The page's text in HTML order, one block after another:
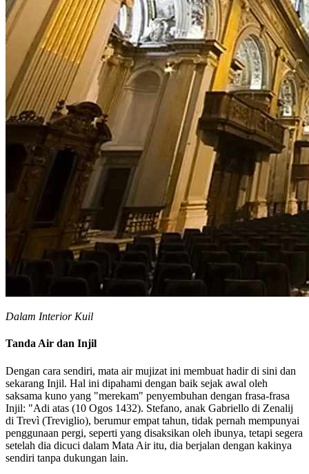
Dalam Interior Kuil
Tanda Air dan Injil
Dengan cara sendiri, mata air mujizat ini membuat hadir di sini dan
sekarang Injil. Hal ini dipahami dengan baik sejak awal oleh
saksama kuno yang "merekam" penyembuhan dengan frasa-frasa
Injil: "Adi atas (10 Ogos 1432). Stefano, anak Gabriello di Zenalij
di Trevì (Treviglio), berumur empat tahun, tidak pernah mempunyai
penggunaan pergi, seperti yang disaksikan oleh ibunya, tetapi segera
setelah dia dicuci dalam Mata Air itu, dia berjalan dengan kakinya
sendiri tanpa dukungan lain.